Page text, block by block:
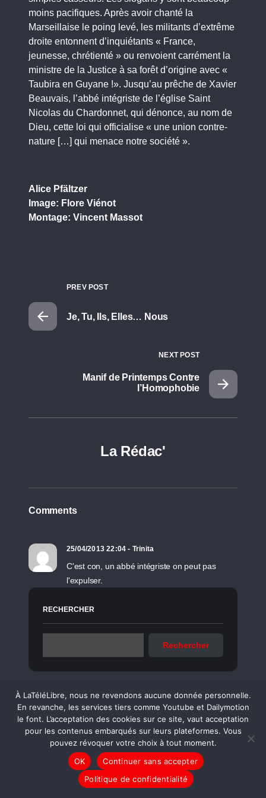
moins pacifiques. Après avoir chanté la
Marseillaise le poing levé, les militants d’extrême
droite entonnent d’inquiétants « France,
jeunesse, chrétienté » ou renvoient carrément la
ministre de la Justice à sa forêt d’origine avec «
Taubira en Guyane !». Jusqu’au prêche de Xavier
Beauvais, l’abbé intégriste de l’église Saint
Nicolas du Chardonnet, qui dénonce, au nom de
Dieu, cette loi qui officialise « une union contre-
nature […] qui menace notre société ».
Alice Pfältzer
Image: Flore Viénot
Montage: Vincent Massot
PREV POST
Je, Tu, Ils, Elles… Nous
NEXT POST
Manif de Printemps Contre
l’Homophobie
La Rédac'
Comments
25/04/2013 22:04 - Trinita
C'est con, un abbé intégriste on peut pas
l'expulser.
RECHERCHER
Rechercher
Sujets associés
Le Point Rouge #27 Les Libertés
Numériques (France & Maghreb)
À LaTéléLibre, nous ne revendons aucune donnée personnelle.
En revanche, les services tiers comme Youtube et Dailymotion
le font. L’acceptation des cookies sur ce site, vaut acceptation
pour les contenus embarqués sur leurs plateformes. Vous
pouvez révoquer votre choix à tout moment.
OK
Continuer sans accepter
Politique de confidentialité